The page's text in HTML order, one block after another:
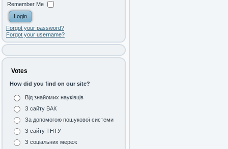
Remember Me
Forgot your password?
Forgot your username?
Votes
How did you find on our site?
Від знайомих науківців
З сайту ВАК
За допомогою пошукової системи
З сайту ТНТУ
З соціальних мереж